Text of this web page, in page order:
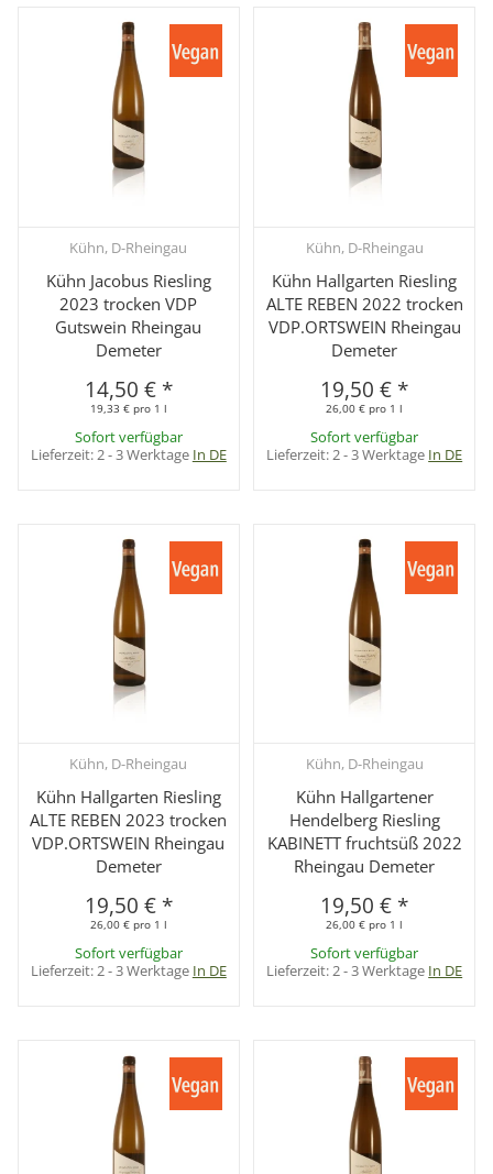
Kühn, D-Rheingau
Kühn Jacobus Riesling
2023 trocken VDP
Gutswein Rheingau
Demeter
14,50 € *
19,33 € pro 1 l
Sofort verfügbar
Lieferzeit:2 - 3 Werktage In DE
Kühn, D-Rheingau
Kühn Hallgarten Riesling
ALTE REBEN 2022 trocken
VDP.ORTSWEIN Rheingau
Demeter
19,50 € *
26,00 € pro 1 l
Sofort verfügbar
Lieferzeit:2 - 3 Werktage In DE
Kühn, D-Rheingau
Kühn Hallgarten Riesling
ALTE REBEN 2023 trocken
VDP.ORTSWEIN Rheingau
Demeter
19,50 € *
26,00 € pro 1 l
Sofort verfügbar
Lieferzeit:2 - 3 Werktage In DE
Kühn, D-Rheingau
Kühn Hallgartener
Hendelberg Riesling
KABINETT fruchtsüß 2022
Rheingau Demeter
19,50 € *
26,00 € pro 1 l
Sofort verfügbar
Lieferzeit:2 - 3 Werktage In DE